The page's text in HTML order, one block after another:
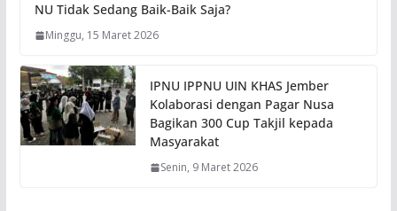
NU Tidak Sedang Baik-Baik Saja?
Minggu, 15 Maret 2026
IPNU IPPNU UIN KHAS Jember
Kolaborasi dengan Pagar Nusa
Bagikan 300 Cup Takjil kepada
Masyarakat
Senin, 9 Maret 2026